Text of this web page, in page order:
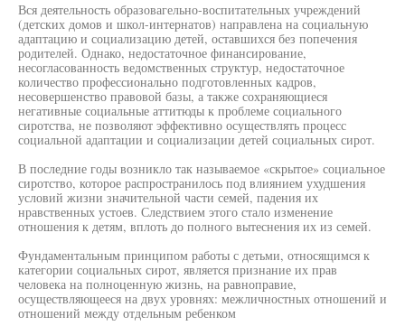
Вся деятельность образовагельно-воспитательных учреждений
(детских домов и школ-интернатов) направлена на социальную
адаптацию и социализацию детей, оставшихся без попечения
родителей. Однако, недостаточное финансирование,
несогласованность ведомственных структур, недостаточное
количество профессионально подготовленных кадров,
несовершенство правовой базы, а также сохраняющиеся
негативные социальные аттитюды к проблеме социального
сиротства, не позволяют эффективно осуществлять процесс
социальной адаптации и социализации детей социальных сирот.
В последние годы возникло так называемое «скрытое» социальное
сиротство, которое распространилось под влиянием ухудшения
условий жизни значительной части семей, падения их
нравственных устоев. Следствием этого стало изменение
отношения к детям, вплоть до полного вытеснения их из семей.
Фундаментальным принципом работы с детьми, относящимся к
категории социальных сирот, является признание их прав
человека на полноценную жизнь, на равноправие,
осуществляющееся на двух уровнях: межличностных отношений и
отношений между отдельным ребенком